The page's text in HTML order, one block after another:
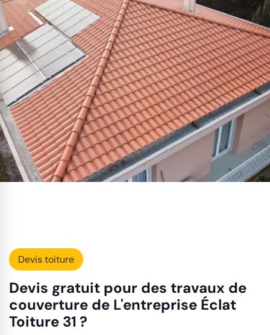
Devis toiture
Devis gratuit pour des travaux de
couverture de L'entreprise Éclat
Toiture 31 ?